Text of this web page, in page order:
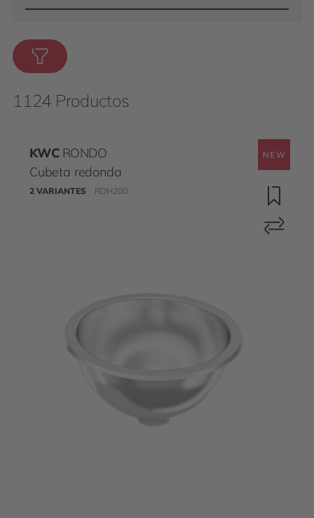
1124 Productos
KWC RONDO
Cubeta redonda
2 VARIANTES RDH200